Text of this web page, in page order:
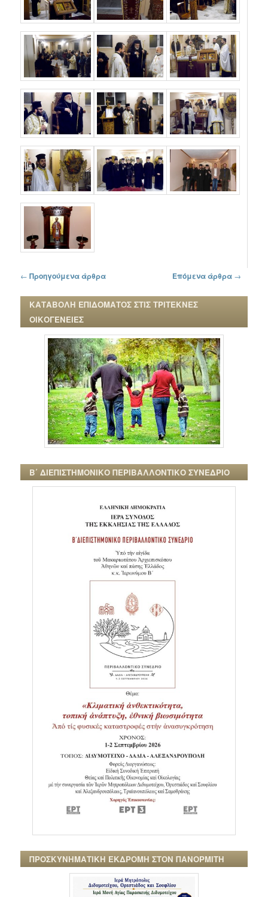
Πλοήγηση στα άρθρα
← Προηγούμενα άρθρα Επόμενα άρθρα →
ΚΑΤΑΒΟΛΗ ΕΠΙΔΟΜΑΤΟΣ ΣΤΙΣ ΤΡΙΤΕΚΝΕΣ
ΟΙΚΟΓΕΝΕΙΕΣ
Β΄ ΔΙΕΠΙΣΤΗΜΟΝΙΚΟ ΠΕΡΙΒΑΛΛΟΝΤΙΚΟ ΣΥΝΕΔΡΙΟ
ΠΡΟΣΚΥΝΗΜΑΤΙΚΗ ΕΚΔΡΟΜΗ ΣΤΟΝ ΠΑΝΟΡΜΙΤΗ